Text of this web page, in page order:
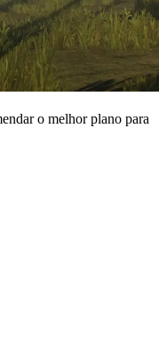
o melhor plano para